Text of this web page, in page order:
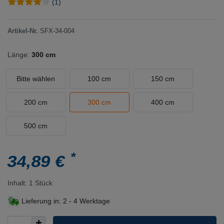
(1)
Artikel-Nr. SFX-34-004
Länge: 300 cm
Bitte wählen 100 cm 150 cm
200 cm 300 cm 400 cm
500 cm
34,89 €*
Inhalt: 1 Stück
Lieferung in: 2 - 4 Werktage